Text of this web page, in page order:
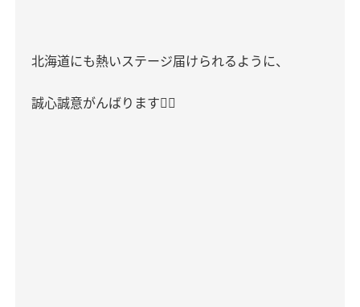
北海道にも熱いステージ届けられるように、
誠心誠意がんばります❤️‍🔥